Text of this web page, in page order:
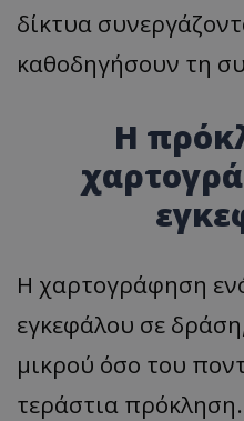
δίκτυα
καθοδηγήσουν τη
Η
Η χαρτογράφηση
εγκεφάλου σε
μικρού όσο του
τεράστια